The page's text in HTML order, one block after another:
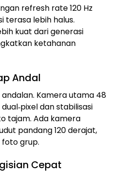
refresh rate 120 Hz
terasa lebih halus.
kuat dari generasi
ketahanan
Andal
Kamera utama 48
dan stabilisasi
tajam. Ada kamera
pandang 120 derajat,
grup.
Cepat